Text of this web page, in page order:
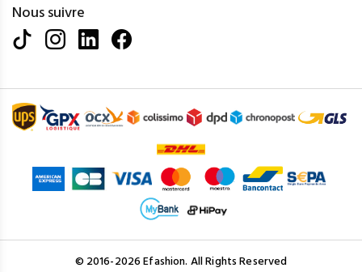
Nous suivre
© 2016-2026 Efashion. All Rights Reserved